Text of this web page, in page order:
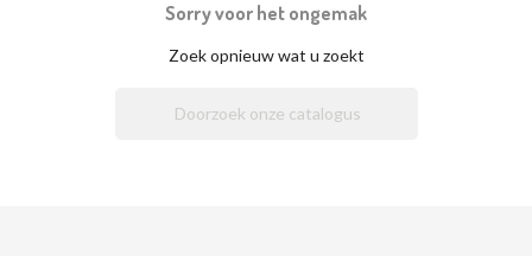
Sorry voor het ongemak
Zoek opnieuw wat u zoekt